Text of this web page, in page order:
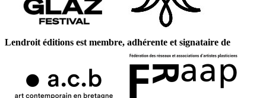
Lendroit éditions est membre, adhérente et signataire de